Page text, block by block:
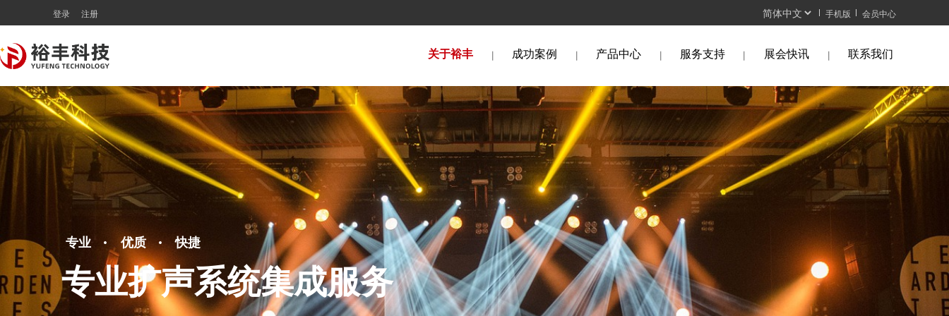
登录 注册 手机版 会员中心
关于裕丰 成功案例 产品中心 服务支持 展会快讯 联系我们
专业 · 优质 · 快捷
专业扩声系统集成服务